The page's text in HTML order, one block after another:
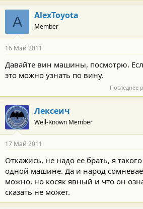
A AlexToyota
Member
16 Май 2011
Давайте вин машины, посмотрю.
это можно узнать по вину.
Последнее
Лексеич
Well-Known Member
17 Май 2011
Откажись, не надо ее брать, я
одной машине. Да и народ
можно, но косяк явный и что он
сказать не может.